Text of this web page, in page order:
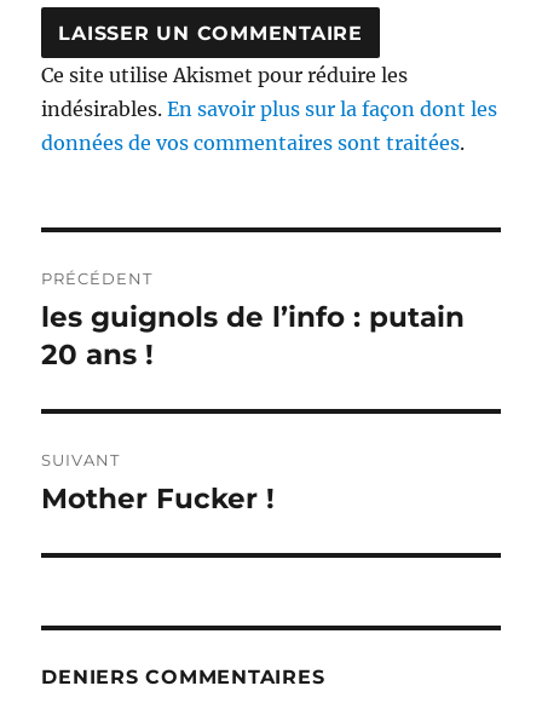
Ce site utilise Akismet pour réduire les
indésirables.En savoir plus sur la façon dont les
données de vos commentaires sont traitées.
de
l’article
PRÉCÉDENT
Publication
précédente :
les guignols de l’info : putain
20 ans !
SUIVANT
Publication
Mother Fucker !
DENIERS COMMENTAIRES